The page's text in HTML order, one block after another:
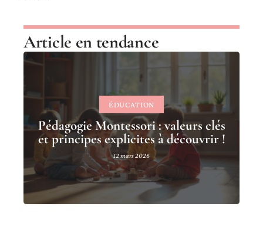
Article en tendance
ÉDUCATION
Pédagogie Montessori : valeurs clés
et principes explicites à découvrir !
12 mars 2026